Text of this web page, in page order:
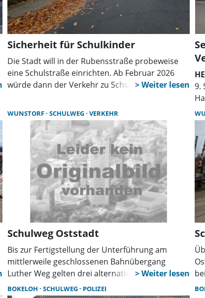
Sicherheit für Schulkinder
Die Stadt will in der Rubensstraße probeweise
eine Schulstraße einrichten. Ab Februar 2026
würde dann der Verkehr zu Schulbeginn und -
Kreuzungsbereich zur Rembrandtstraße baulich
zu verengen.
9.
WUNSTORF SCHULWEG VERKEHR
Schulweg Oststadt
Bis zur Fertigstellung der Unterführung am
mittlerweile geschlossenen Bahnübergang
Luther Weg gelten drei alternative
Schulwegrouten. Die Variante Hochstraße wird
BOKELOH SCHULWEG POLIZEI